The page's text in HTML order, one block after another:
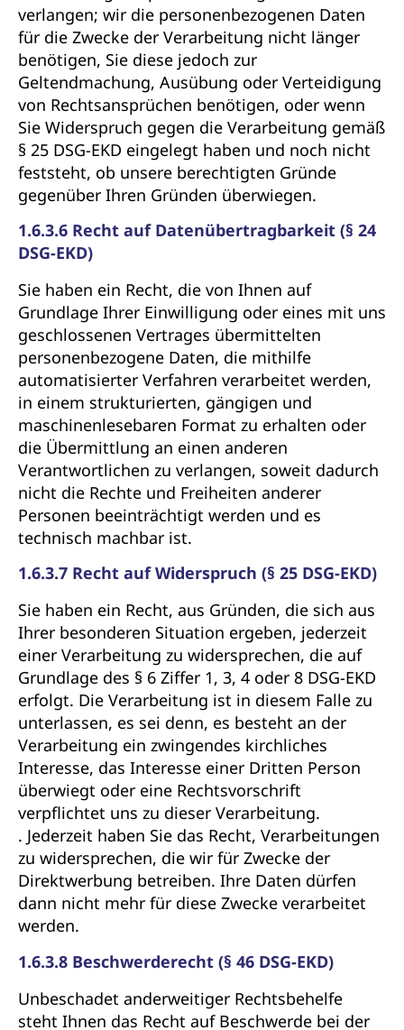
verlangen; wir die personenbezogenen Daten
für die Zwecke der Verarbeitung nicht länger
benötigen, Sie diese jedoch zur
Geltendmachung, Ausübung oder Verteidigung
von Rechtsansprüchen benötigen, oder wenn
Sie Widerspruch gegen die Verarbeitung gemäß
§ 25 DSG-EKD eingelegt haben und noch nicht
feststeht, ob unsere berechtigten Gründe
gegenüber Ihren Gründen überwiegen.
1.6.3.6 Recht auf Datenübertragbarkeit (§ 24
DSG-EKD)
Sie haben ein Recht, die von Ihnen auf
Grundlage Ihrer Einwilligung oder eines mit uns
geschlossenen Vertrages übermittelten
personenbezogene Daten, die mithilfe
automatisierter Verfahren verarbeitet werden,
in einem strukturierten, gängigen und
maschinenlesebaren Format zu erhalten oder
die Übermittlung an einen anderen
Verantwortlichen zu verlangen, soweit dadurch
nicht die Rechte und Freiheiten anderer
Personen beeinträchtigt werden und es
technisch machbar ist.
1.6.3.7 Recht auf Widerspruch (§ 25 DSG-EKD)
Sie haben ein Recht, aus Gründen, die sich aus
Ihrer besonderen Situation ergeben, jederzeit
einer Verarbeitung zu widersprechen, die auf
Grundlage des § 6 Ziffer 1, 3, 4 oder 8 DSG-EKD
erfolgt. Die Verarbeitung ist in diesem Falle zu
unterlassen, es sei denn, es besteht an der
Verarbeitung ein zwingendes kirchliches
Interesse, das Interesse einer Dritten Person
überwiegt oder eine Rechtsvorschrift
verpflichtet uns zu dieser Verarbeitung.
. Jederzeit haben Sie das Recht, Verarbeitungen
zu widersprechen, die wir für Zwecke der
Direktwerbung betreiben. Ihre Daten dürfen
dann nicht mehr für diese Zwecke verarbeitet
werden.
1.6.3.8 Beschwerderecht (§ 46 DSG-EKD)
Unbeschadet anderweitiger Rechtsbehelfe
steht Ihnen das Recht auf Beschwerde bei der